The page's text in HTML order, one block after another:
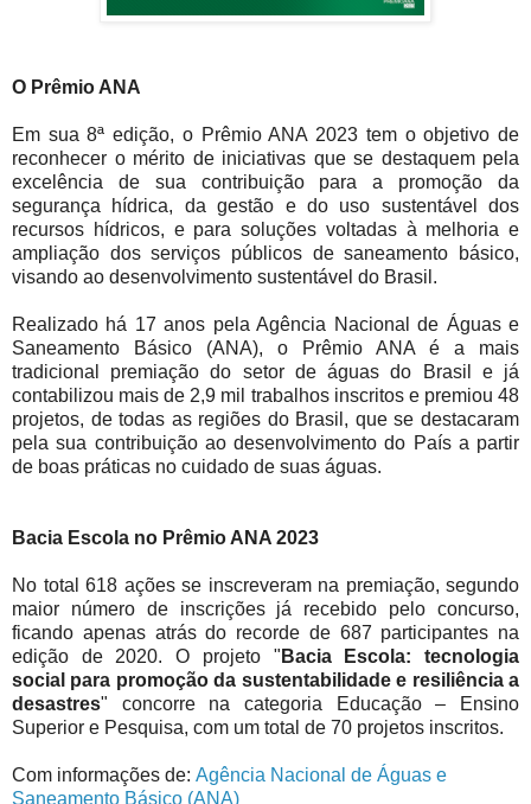
O Prêmio ANA
Em sua 8ª edição, o Prêmio ANA 2023 tem o objetivo de
reconhecer o mérito de iniciativas que se destaquem pela
excelência de sua contribuição para a promoção da
segurança hídrica, da gestão e do uso sustentável dos
recursos hídricos, e para soluções voltadas à melhoria e
ampliação dos serviços públicos de saneamento básico,
visando ao desenvolvimento sustentável do Brasil.
Realizado há 17 anos pela Agência Nacional de Águas e
Saneamento Básico (ANA), o Prêmio ANA é a mais
tradicional premiação do setor de águas do Brasil e já
contabilizou mais de 2,9 mil trabalhos inscritos e premiou 48
projetos, de todas as regiões do Brasil, que se destacaram
pela sua contribuição ao desenvolvimento do País a partir
de boas práticas no cuidado de suas águas.
Bacia Escola no Prêmio ANA 2023
No total 618 ações se inscreveram na premiação, segundo
maior número de inscrições já recebido pelo concurso,
ficando apenas atrás do recorde de 687 participantes na
edição de 2020. O projeto " Bacia Escola: tecnologia
social para promoção da sustentabilidade e resiliência a
desastres" concorre na categoria Educação – Ensino
Superior e Pesquisa, com um total de 70 projetos inscritos.
Com informações de: Agência Nacional de Águas e
Saneamento Básico (ANA)